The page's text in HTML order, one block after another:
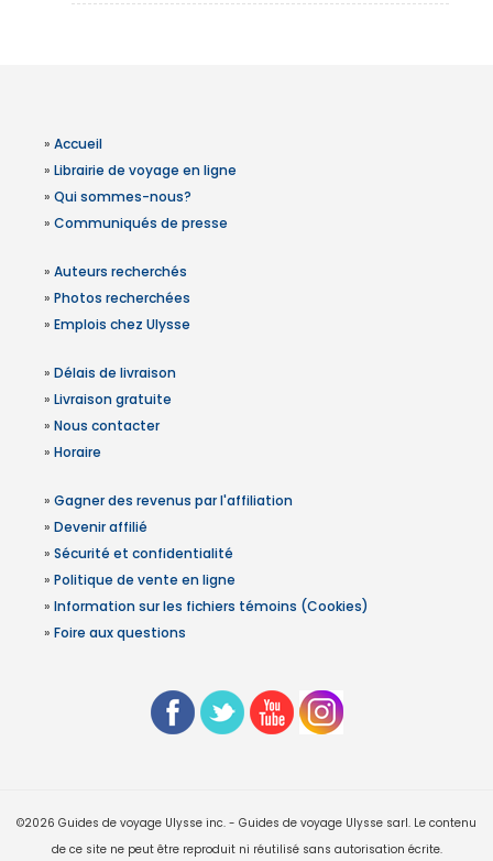
» Accueil
» Librairie de voyage en ligne
» Qui sommes-nous?
» Communiqués de presse
» Auteurs recherchés
» Photos recherchées
» Emplois chez Ulysse
» Délais de livraison
» Livraison gratuite
» Nous contacter
» Horaire
» Gagner des revenus par l'affiliation
» Devenir affilié
» Sécurité et confidentialité
» Politique de vente en ligne
» Information sur les fichiers témoins (Cookies)
» Foire aux questions
©2026 Guides de voyage Ulysse inc. - Guides de voyage Ulysse sarl. Le contenu
de ce site ne peut être reproduit ni réutilisé sans autorisation écrite.